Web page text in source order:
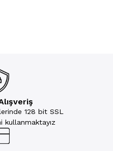
128 bit SSL
kullanmaktayız